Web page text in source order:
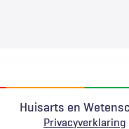
Huisarts en
Privacyverklaring